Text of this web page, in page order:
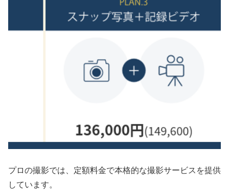
プロの撮影では、定額料金で本格的な撮影サービスを提供
しています。